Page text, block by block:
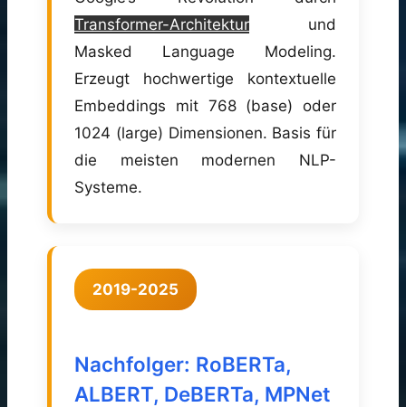
Transformer-Architektur und
Masked Language Modeling.
Erzeugt hochwertige kontextuelle
Embeddings mit 768 (base) oder
1024 (large) Dimensionen. Basis für
die meisten modernen NLP-
Systeme.
2019-2025
Nachfolger: RoBERTa,
ALBERT, DeBERTa, MPNet